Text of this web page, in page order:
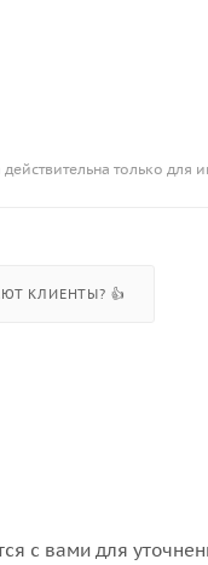
действительна только для
КЛИЕНТЫ? 👍
с вами для